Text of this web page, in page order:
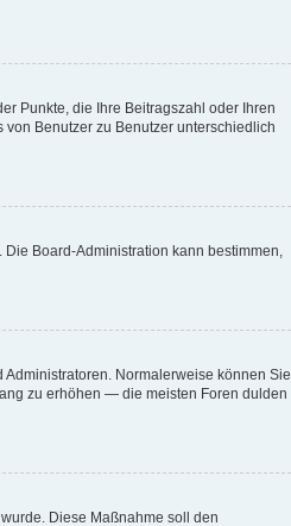
Punkte, die Ihre Beitragszahl oder Ihren
Benutzer zu Benutzer unterschiedlich
Board-Administration kann bestimmen,
Normalerweise können Sie
zu erhöhen — die meisten Foren dulden
Diese Maßnahme soll den